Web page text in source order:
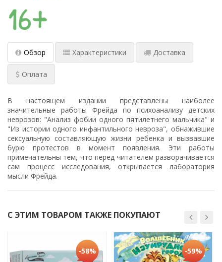
Обзор Характеристики Доставка
Оплата
В настоящем издании представлены наиболее
значительные работы Фрейда по психоанализу детских
неврозов: "Анализ фобии одного пятилетнего мальчика" и
"Из истории одного инфантильного невроза", обнажившие
сексуальную составляющую жизни ребенка и вызвавшие
бурю протестов в момент появления. Эти работы
примечательны тем, что перед читателем разворачивается
сам процесс исследования, открывается лаборатория
мысли Фрейда.
С ЭТИМ ТОВАРОМ ТАКЖЕ ПОКУПАЮТ
-58% -59%